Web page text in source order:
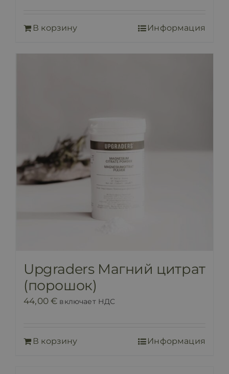
В корзину Информация
Upgraders Магний цитрат
(порошок)
44,00€ включает НДС
В корзину Информация